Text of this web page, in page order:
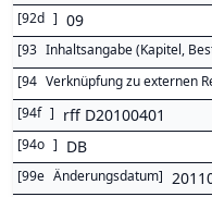
[92d ] 09
[93 Inhaltsangabe (Kapitel,
[94 Verknüpfung zu externen
[94f ] rff D20100401
[94o ] DB
[99e Änderungsdatum]